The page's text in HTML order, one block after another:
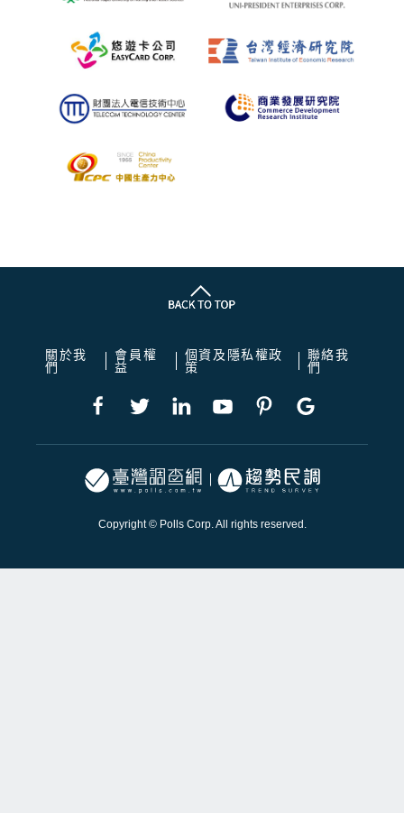
關於我
們
會員權
益
個資及隱私權政
策
聯絡我
們
Copyright © Polls Corp. All rights reserved.